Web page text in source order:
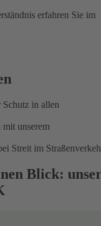
erfahren Sie im
Schutz in allen
unserem
Streit im
Blick: